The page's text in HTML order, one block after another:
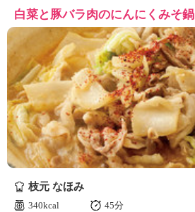
白菜と豚バラ肉のにんにくみそ鍋
枝元 なほみ
340kcal
45分